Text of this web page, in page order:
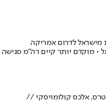
מישראל לדרום אמריקה
• מוקדם יותר קיים רה"מ
אלכס קולומויסקי //